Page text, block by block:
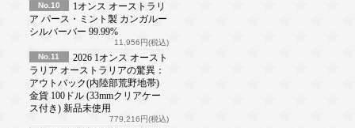
No.10
1オンス オーストラリ
ア パース・ミント製 カンガルー
シルバーバー 99.99%
11,956円(税込)
No.11
2026 1オンス オースト
ラリア オーストラリアの驚異：
アウトバック(内陸部荒野地帯)
金貨 100ドル (33mmクリアケー
ス付き) 新品未使用
779,216円(税込)